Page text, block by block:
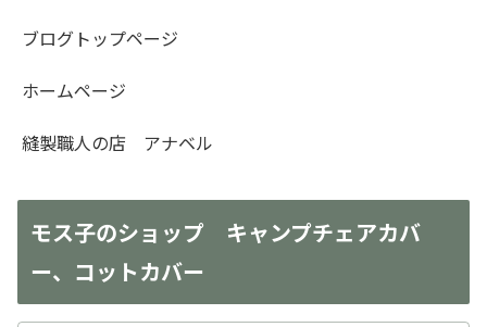
ブログトップページ
ホームページ
縫製職人の店 アナベル
モス子のショップ キャンプチェアカバ
ー、コットカバー